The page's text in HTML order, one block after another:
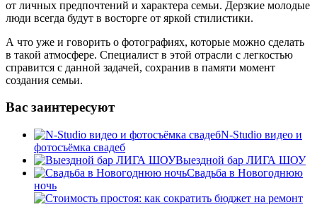
от личных предпочтений и характера семьи. Дерзкие молодые
люди всегда будут в восторге от яркой стилистики.
А что уже и говорить о фотографиях, которые можно сделать
в такой атмосфере. Специалист в этой отрасли с легкостью
справится с данной задачей, сохранив в памяти момент
создания семьи.
Вас заинтересуют
N-Studio видео и
фотосъёмка свадеб
Выездной бар ЛИГА ШОУ
Свадьба в Новогоднюю
ночь